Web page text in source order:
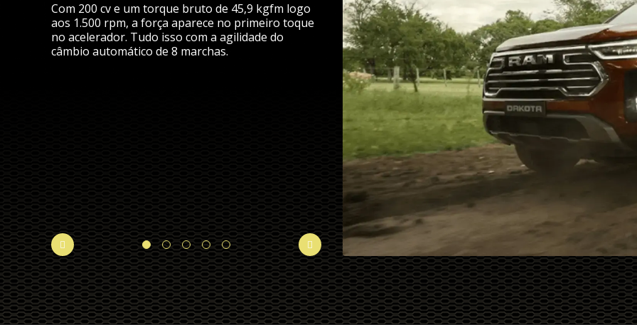
Com 200 cv e um torque bruto de 45,9 kgfm logo
aos 1.500 rpm, a força aparece no primeiro toque
no acelerador. Tudo isso com a agilidade do
câmbio automático de 8 marchas.
A nova RAM Dakota é o luxo que não pede
licença, com materiais nobres macios ao toque,
acabamento soft touch, couro legítimo e
console central de dois andares criam o interior
premium.
São
com
de